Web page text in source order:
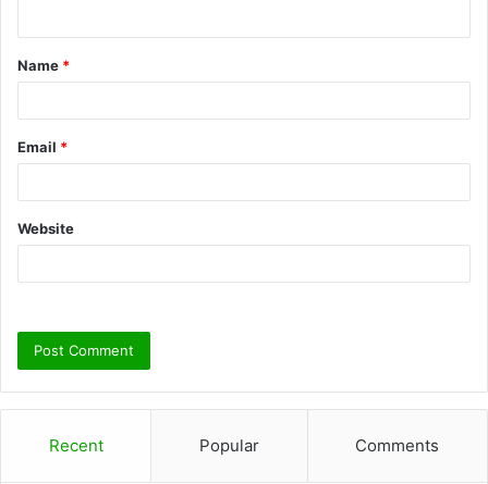
t
*
Name *
Email *
Website
Recent Popular Comments